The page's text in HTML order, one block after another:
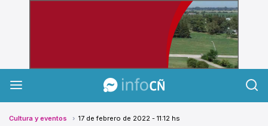
InfoCañuelas
Cultura y eventos 17 de febrero de 2022 - 11:12 hs